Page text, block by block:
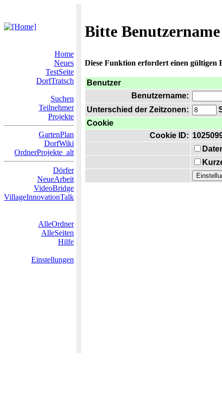
Bitte
Home
Neues
TestSeite
DorfTratsch
Suchen
Teilnehmer
Projekte
GartenPlan
DorfWiki
OrdnerProjekte_alt
Dörfer
NeueArbeit
VideoBridge
VillageInnovationTalk
AlleOrdner
AlleSeiten
Hilfe
Einstellungen
Diese Funktion erfordert einen gültigen
Benutzer
Benutzername:
Unterschied der Zeitzonen:
Cookie
Cookie ID: